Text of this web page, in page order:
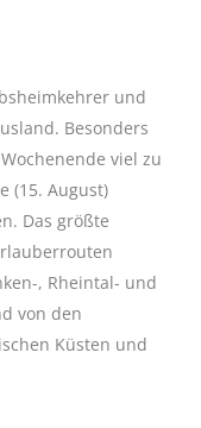
und
Besonders
viel zu
(15. August)
Das größte
, Rheintal- und
von den
Küsten und